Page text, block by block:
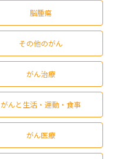
脳腫瘍
その他のがん
がん治療
がんと生活・運動・食事
がん医療